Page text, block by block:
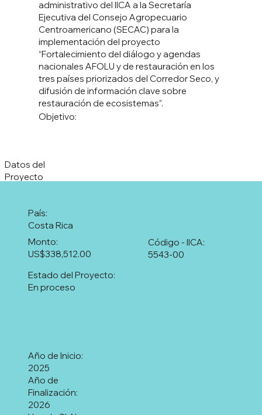
Objetivo:
administrativo del IICA a la Secretaría
Ejecutiva del Consejo Agropecuario
Centroamericano (SECAC) para la
implementación del proyecto
“Fortalecimiento del diálogo y agendas
nacionales AFOLU y de restauración en los
tres países priorizados del Corredor Seco, y
difusión de información clave sobre
restauración de ecosistemas”.
Datos del
Proyecto
País:
Costa Rica
5543-00
Código - IICA:
US$338,512.00
Monto:
En proceso
Estado del Proyecto:
2025
Año de Inicio:
2026
Año de
Finalización: